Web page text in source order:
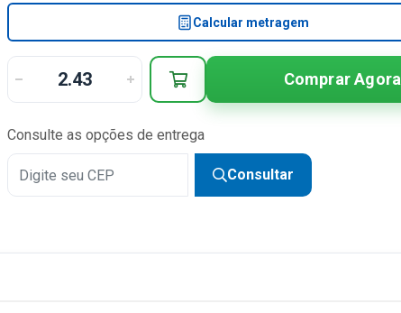
Calcular metragem
Comprar Agora
Consulte as opções de entrega
Consultar